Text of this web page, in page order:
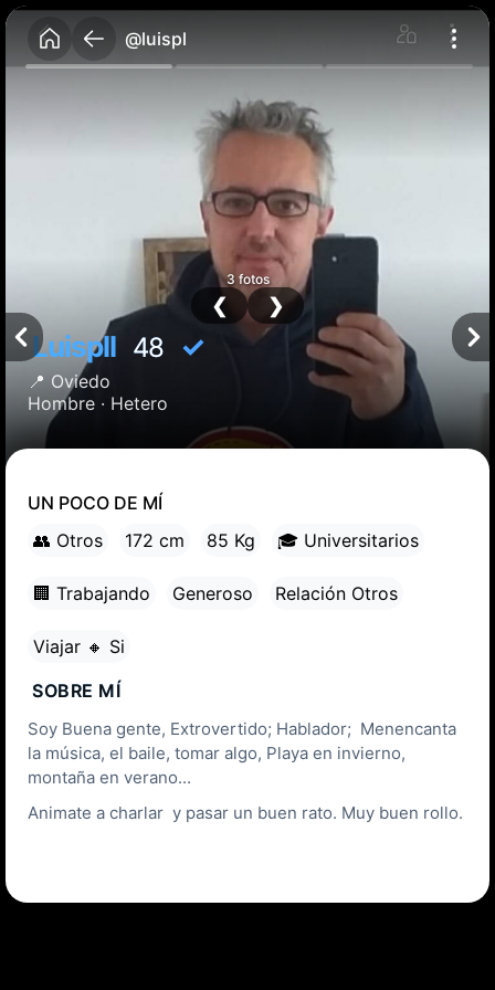
@luispl
Luispll 48 ✓
📍 Oviedo
Hombre · Hetero
3 fotos
❮ ❯
UN POCO DE MÍ
👥 Otros
172 cm 85 Kg 🎓 Universitarios
🏢 Trabajando Generoso Relación Otros
Viajar 🔸 Si
SOBRE MÍ
Soy Buena gente, Extrovertido; Hablador; Menencanta
la música, el baile, tomar algo, Playa en invierno,
montaña en verano...
Animate a charlar y pasar un buen rato. Muy buen rollo.